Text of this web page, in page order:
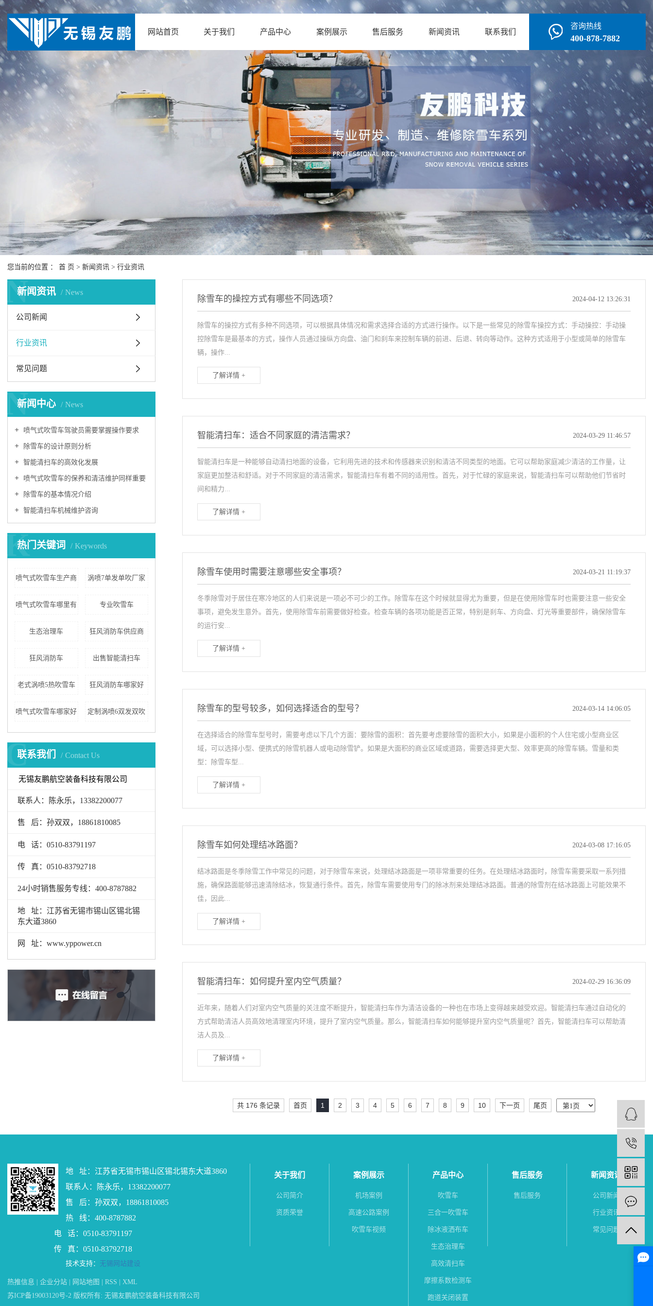
网站首页 关于我们 产品中心 案例展示 售后服务 新闻资讯 联系我们
咨询热线
400-878-7882
您当前的位置 ： 首 页 > 新闻资讯 > 行业资讯
新闻资讯 News
N
公司新闻
行业资讯
常见问题
新闻中心 News
N
喷气式吹雪车驾驶员需要掌握操作要求
除雪车的设计原则分析
智能清扫车的高效化发展
喷气式吹雪车的保养和清洁维护同样重要
除雪车的基本情况介绍
智能清扫车机械维护咨询
热门关键词 Keywords
K
喷气式吹雪车生产商 涡喷7单发单吹厂家
喷气式吹雪车哪里有 专业吹雪车
生态治理车 狂风消防车供应商
狂风消防车 出售智能清扫车
老式涡喷5热吹雪车 狂风消防车哪家好
喷气式吹雪车哪家好 定制涡喷6双发双吹
联系我们 Contact Us
C
无锡友鹏航空装备科技有限公司
联系人：陈永乐，13382200077
售 后：孙双双，18861810085
电 话：0510-83791197
传 真：0510-83792718
24小时销售服务专线：400-8787882
地 址：江苏省无锡市锡山区锡北锡
东大道3860
网 址：www.yppower.cn
除雪车的操控方式有哪些不同选项？ 2024-04-12 13:26:31
除雪车的操控方式有多种不同选项，可以根据具体情况和需求选择合适的方式进行操作。以下是一些常见的除雪车操控方式：手动操控：手动操
控除雪车是最基本的方式，操作人员通过操纵方向盘、油门和刹车来控制车辆的前进、后退、转向等动作。这种方式适用于小型或简单的除雪车
辆，操作...
了解详情 +
智能清扫车：适合不同家庭的清洁需求？ 2024-03-29 11:46:57
智能清扫车是一种能够自动清扫地面的设备，它利用先进的技术和传感器来识别和清洁不同类型的地面。它可以帮助家庭减少清洁的工作量，让
家庭更加整洁和舒适。对于不同家庭的清洁需求，智能清扫车有着不同的适用性。首先，对于忙碌的家庭来说，智能清扫车可以帮助他们节省时
间和精力...
了解详情 +
除雪车使用时需要注意哪些安全事项？ 2024-03-21 11:19:37
冬季除雪对于居住在寒冷地区的人们来说是一项必不可少的工作。除雪车在这个时候就显得尤为重要，但是在使用除雪车时也需要注意一些安全
事项，避免发生意外。首先，使用除雪车前需要做好检查。检查车辆的各项功能是否正常，特别是刹车、方向盘、灯光等重要部件，确保除雪车
的运行安...
了解详情 +
除雪车的型号较多，如何选择适合的型号？ 2024-03-14 14:06:05
在选择适合的除雪车型号时，需要考虑以下几个方面：要除雪的面积：首先要考虑要除雪的面积大小，如果是小面积的个人住宅或小型商业区
域，可以选择小型、便携式的除雪机器人或电动除雪铲。如果是大面积的商业区域或道路，需要选择更大型、效率更高的除雪车辆。雪量和类
型：除雪车型...
了解详情 +
除雪车如何处理结冰路面？ 2024-03-08 17:16:05
结冰路面是冬季除雪工作中常见的问题，对于除雪车来说，处理结冰路面是一项非常重要的任务。在处理结冰路面时，除雪车需要采取一系列措
施，确保路面能够迅速清除结冰，恢复通行条件。首先，除雪车需要使用专门的除冰剂来处理结冰路面。普通的除雪剂在结冰路面上可能效果不
佳，因此...
了解详情 +
智能清扫车：如何提升室内空气质量？ 2024-02-29 16:36:09
近年来，随着人们对室内空气质量的关注度不断提升，智能清扫车作为清洁设备的一种也在市场上变得越来越受欢迎。智能清扫车通过自动化的
方式帮助清洁人员高效地清理室内环境，提升了室内空气质量。那么，智能清扫车如何能够提升室内空气质量呢？首先，智能清扫车可以帮助清
洁人员及...
了解详情 +
共 176 条记录 首页 1 2 3 4 5 6 7 8 9 10 下一页 尾页
地 址：江苏省无锡市锡山区锡北锡东大道3860
联系人：陈永乐，13382200077
售 后：孙双双，18861810085
热 线：400-8787882
电 话：0510-83791197
传 真：0510-83792718
技术支持： 无锡网站建设
热推信息 | 企业分站 | 网站地图 | RSS | XML
苏ICP备19003120号-2 版权所有: 无锡友鹏航空装备科技有限公司
关于我们
公司简介
资质荣誉
案例展示
机场案例
高速公路案例
吹雪车视频
产品中心
吹雪车
三合一吹雪车
除冰液洒布车
生态治理车
高效清扫车
摩擦系数检测车
跑道关闭装置
售后服务
售后服务
新闻资讯
公司新闻
行业资讯
常见问题